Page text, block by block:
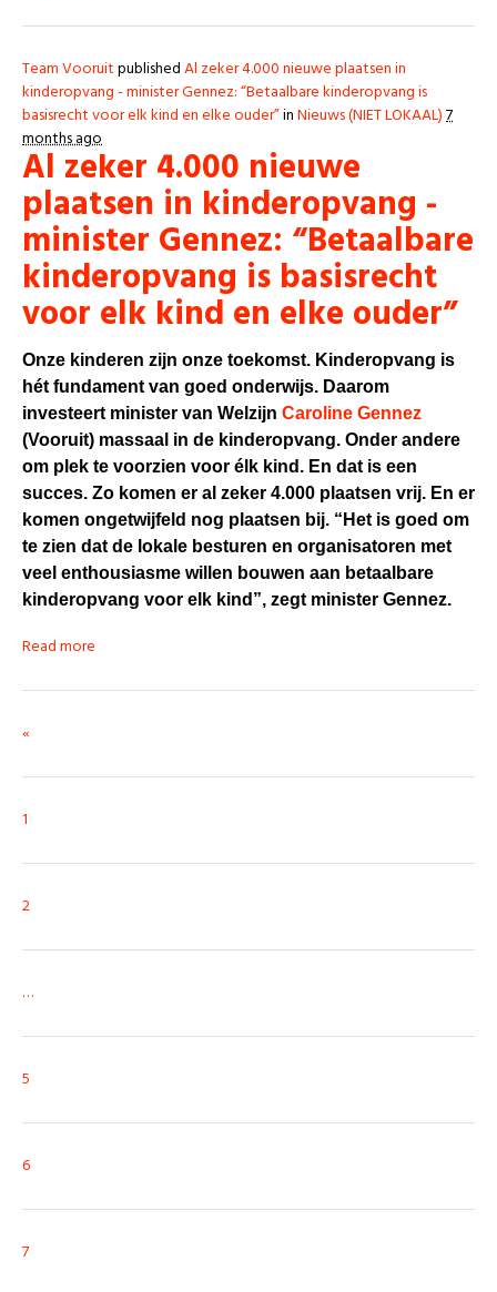
Team VooruitpublishedAl zeker 4.000 nieuwe plaatsen in
kinderopvang - minister Gennez: “Betaalbare kinderopvang is
basisrecht voor elk kind en elke ouder”inNieuws (NIET LOKAAL)7
months ago
Al zeker 4.000 nieuwe
plaatsen in kinderopvang -
minister Gennez: “Betaalbare
kinderopvang is basisrecht
voor elk kind en elke ouder”
Onze kinderen zijn onze toekomst. Kinderopvang is
hét fundament van goed onderwijs. Daarom
investeert minister van Welzijn Caroline Gennez
(Vooruit) massaal in de kinderopvang. Onder andere
om plek te voorzien voor élk kind. En dat is een
succes. Zo komen er al zeker 4.000 plaatsen vrij. En er
komen ongetwijfeld nog plaatsen bij. “Het is goed om
te zien dat de lokale besturen en organisatoren met
veel enthousiasme willen bouwen aan betaalbare
kinderopvang voor elk kind”, zegt minister Gennez.
Read more
«
1
2
…
5
6
7